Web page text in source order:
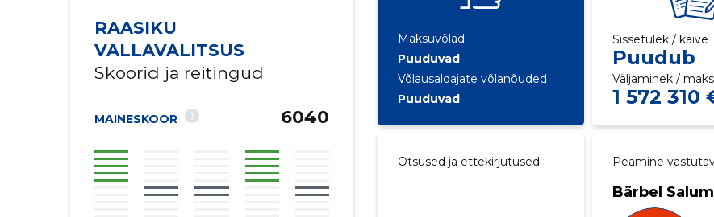
RAASIKU
VALLAVALITSUS
Skoorid ja reitingud
MAINESKOOR ? 6040
Maksuvõlad
Puuduvad
Võlausaldajate võlanõuded
Puuduvad
Sissetulek / käive
Puudub
Väljaminek /
1 572 310
Otsused ja ettekirjutused Peamine
Bärbel